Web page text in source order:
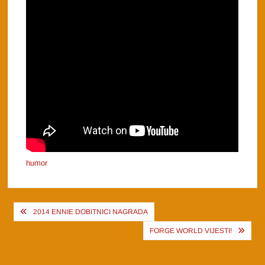
humor
Post2014 ENNIE DOBITNICI NAGRADA
FORGE WORLD VIJESTI!